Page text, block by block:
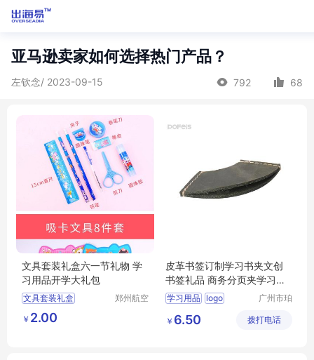
亚马逊卖家如何选择热门产品？
左钦念/ 2023-09-15 792 68
文具套装礼盒六一节礼物 学
习用品开学大礼包
文具套装礼盒
六一节礼物
学习用品开学大礼包
郑州航空
￥ 2.00
皮革书签订制学习书夹文创
书签礼品 商务分页夹学习用
品压印logo
学习用品 logo
广州市珀
限公司
￥ 6.50 拨打电话